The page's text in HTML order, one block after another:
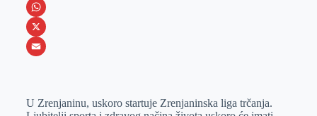
e
b
o
s
s
e
e
i
n
k
I
V
i
b
W
h
s
X
a
U Zrenjaninu, uskoro startuje Zrenjaninska liga trčanja.